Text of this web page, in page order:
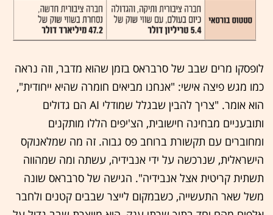
לופסקו מרים שבב של סרבראס בזמן שהוא מדבר, וזה נראה
כמו מגש פיצה אישי: "אנחנו מביאים חומרה שהיא ייחודית",
הוא אומר. "צריך להבין שבגלל שמודלי AI הם גדולים
ותובעניים מבחינה חישובית, הצ'יפים הללו מותקנים
ומחוברים עם תקשורת ברוחב פס גבוה. זה מה שמלאנוקס
הישראלית, שנרכשה על ידי אנבידיה, עשתה ומה שמהווה
תשתית קריטית אצל אנבידיה". הגישה של סרבראס שונה
משל שאר התעשייה, כשבמקום לייצר שבבים קטנים ולחבר